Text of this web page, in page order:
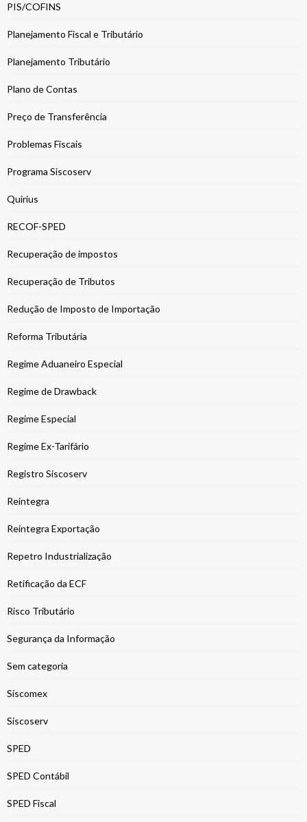
PIS/COFINS
Planejamento Fiscal e Tributário
Planejamento Tributário
Plano de Contas
Preço de Transferência
Problemas Fiscais
Programa Siscoserv
Quirius
RECOF-SPED
Recuperação de impostos
Recuperação de Tributos
Redução de Imposto de Importação
Reforma Tributária
Regime Aduaneiro Especial
Regime de Drawback
Regime Especial
Regime Ex-Tarifário
Registro Siscoserv
Reintegra
Reintegra Exportação
Repetro Industrialização
Retificação da ECF
Risco Tributário
Segurança da Informação
Sem categoria
Siscomex
Siscoserv
SPED
SPED Contábil
SPED Fiscal